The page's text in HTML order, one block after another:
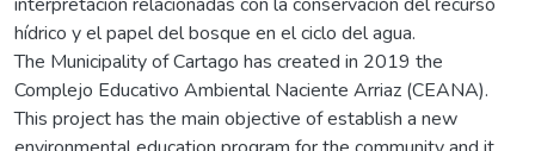
hídrico y el papel del bosque en el ciclo del agua.
The Municipality of Cartago has created in 2019 the
Complejo Educativo Ambiental Naciente Arriaz (CEANA).
This project has the main objective of establish a new